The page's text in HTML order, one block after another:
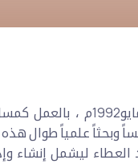
هذه مسيرة أكاديمية
وبحثاً علمياً طوال هذه
ليشمل إنشاء